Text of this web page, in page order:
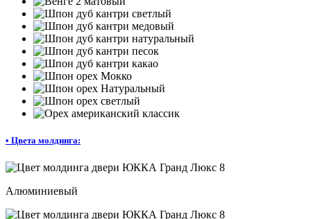
• Цвета молдинга:
Алюминиевый